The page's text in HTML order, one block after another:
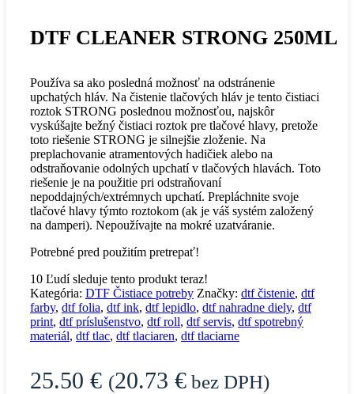
DTF CLEANER STRONG 250ML
Používa sa ako posledná možnosť na odstránenie
upchatých hláv. Na čistenie tlačových hláv je tento čistiaci
roztok STRONG poslednou možnosťou, najskôr
vyskúšajte bežný čistiaci roztok pre tlačové hlavy, pretože
toto riešenie STRONG je silnejšie zloženie. Na
preplachovanie atramentových hadičiek alebo na
odstraňovanie odolných upchatí v tlačových hlavách. Toto
riešenie je na použitie pri odstraňovaní
nepoddajných/extrémnych upchatí. Prepláchnite svoje
tlačové hlavy týmto roztokom (ak je váš systém založený
na damperi). Nepoužívajte na mokré uzatváranie.
Potrebné pred použitím pretrepať!
10 Ľudí sleduje tento produkt teraz!
Kategória: DTF Čistiace potreby Značky: dtf čistenie, dtf
farby, dtf folia, dtf ink, dtf lepidlo, dtf nahradne diely, dtf
print, dtf príslušenstvo, dtf roll, dtf servis, dtf spotrebný
materiál, dtf tlac, dtf tlaciaren, dtf tlaciarne
25.50 € (20.73 € bez DPH)